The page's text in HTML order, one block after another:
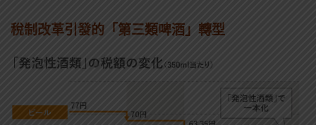
稅制改革引發的「第三類啤酒」轉型